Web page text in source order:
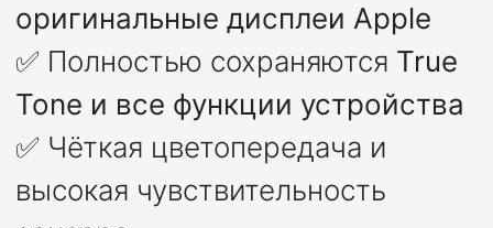
оригинальные дисплеи Apple
✅ Полностью сохраняются True
Tone и все функции устройства
✅ Чёткая цветопередача и
высокая чувствительность